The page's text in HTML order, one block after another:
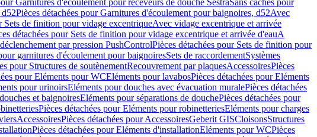
Garnitures d'écoulement pour receveurs de douche SestraSans caches pour
Pièces détachées pour Garnitures d'écoulement pour baignoires, d52Avec
Sets de finition pour vidage excentriqueAvec vidage excentrique et arrivée
détachées pour Sets de finition pour vidage excentrique et arrivée d'eauA
par pression PushControlPièces détachées pour Sets de finition pour
garnitures d'écoulement pour baignoiresSets de raccordementSystèmes
pour Structures de soutènementRecouvrement par plaquesAccessoiresPièces
pour Eléments pour WCEléments pour lavabosPièces détachées pour Eléments
pour urinoirsEléments pour douches avec évacuation muralePièces détachées
et baignoiresEléments pour séparations de douchePièces détachées pour
Pièces détachées pour Eléments pour robinetteriesEléments pour charges
AccessoiresPièces détachées pour AccessoiresGeberit GISCloisonsStructures
Pièces détachées pour Eléments d'installationEléments pour WCPièces